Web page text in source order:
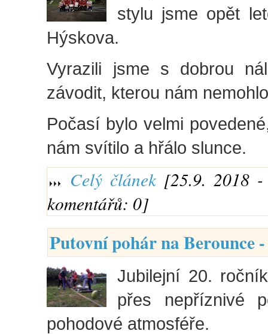
stylu jsme opět
Hýskova.
Vyrazili jsme s dobrou
závodit, kterou nám
Počasí bylo velmi
nám svítilo a hřálo slunce.
Celý článek[25.9. 2018 -
komentářů: 0]
Putovní pohár na Berounce
Jubilejní 20.
přes nepříznivé
pohodové atmosféře.